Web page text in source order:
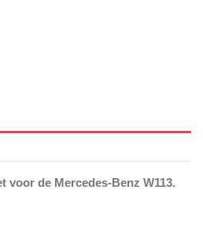
voor de Mercedes-Benz W113.